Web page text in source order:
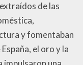
de las
y fomentaban
el oro y la